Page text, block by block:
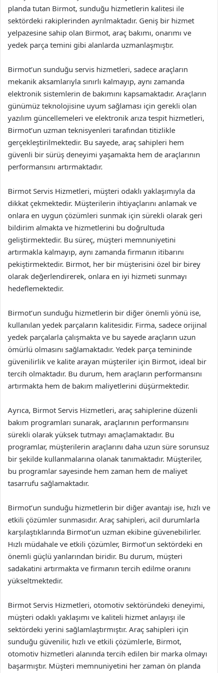
planda tutan Birmot, sunduğu hizmetlerin kalitesi ile
sektördeki rakiplerinden ayrılmaktadır. Geniş bir hizmet
yelpazesine sahip olan Birmot, araç bakımı, onarımı ve
yedek parça temini gibi alanlarda uzmanlaşmıştır.
Birmot’un sunduğu servis hizmetleri, sadece araçların
mekanik aksamlarıyla sınırlı kalmayıp, aynı zamanda
elektronik sistemlerin de bakımını kapsamaktadır. Araçların
günümüz teknolojisine uyum sağlaması için gerekli olan
yazılım güncellemeleri ve elektronik arıza tespit hizmetleri,
Birmot’un uzman teknisyenleri tarafından titizlikle
gerçekleştirilmektedir. Bu sayede, araç sahipleri hem
güvenli bir sürüş deneyimi yaşamakta hem de araçlarının
performansını artırmaktadır.
Birmot Servis Hizmetleri, müşteri odaklı yaklaşımıyla da
dikkat çekmektedir. Müşterilerin ihtiyaçlarını anlamak ve
onlara en uygun çözümleri sunmak için sürekli olarak geri
bildirim almakta ve hizmetlerini bu doğrultuda
geliştirmektedir. Bu süreç, müşteri memnuniyetini
artırmakla kalmayıp, aynı zamanda firmanın itibarını
pekiştirmektedir. Birmot, her bir müşterisini özel bir birey
olarak değerlendirerek, onlara en iyi hizmeti sunmayı
hedeflemektedir.
Birmot’un sunduğu hizmetlerin bir diğer önemli yönü ise,
kullanılan yedek parçaların kalitesidir. Firma, sadece orijinal
yedek parçalarla çalışmakta ve bu sayede araçların uzun
ömürlü olmasını sağlamaktadır. Yedek parça temininde
güvenilirlik ve kalite arayan müşteriler için Birmot, ideal bir
tercih olmaktadır. Bu durum, hem araçların performansını
artırmakta hem de bakım maliyetlerini düşürmektedir.
Ayrıca, Birmot Servis Hizmetleri, araç sahiplerine düzenli
bakım programları sunarak, araçlarının performansını
sürekli olarak yüksek tutmayı amaçlamaktadır. Bu
programlar, müşterilerin araçlarını daha uzun süre sorunsuz
bir şekilde kullanmalarına olanak tanımaktadır. Müşteriler,
bu programlar sayesinde hem zaman hem de maliyet
tasarrufu sağlamaktadır.
Birmot’un sunduğu hizmetlerin bir diğer avantajı ise, hızlı ve
etkili çözümler sunmasıdır. Araç sahipleri, acil durumlarla
karşılaştıklarında Birmot’un uzman ekibine güvenebilirler.
Hızlı müdahale ve etkili çözümler, Birmot’un sektördeki en
önemli güçlü yanlarından biridir. Bu durum, müşteri
sadakatini artırmakta ve firmanın tercih edilme oranını
yükseltmektedir.
Birmot Servis Hizmetleri, otomotiv sektöründeki deneyimi,
müşteri odaklı yaklaşımı ve kaliteli hizmet anlayışı ile
sektördeki yerini sağlamlaştırmıştır. Araç sahipleri için
sunduğu güvenilir, hızlı ve etkili çözümlerle, Birmot,
otomotiv hizmetleri alanında tercih edilen bir marka olmayı
başarmıştır. Müşteri memnuniyetini her zaman ön planda